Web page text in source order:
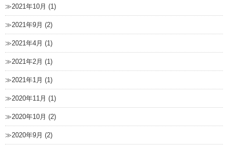
2021年10月 (1)
2021年9月 (2)
2021年4月 (1)
2021年2月 (1)
2021年1月 (1)
2020年11月 (1)
2020年10月 (2)
2020年9月 (2)